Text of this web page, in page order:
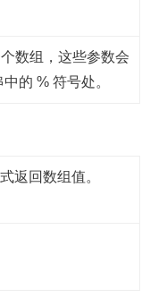
数组，这些参数会
的 % 符号处。
返回数组值。